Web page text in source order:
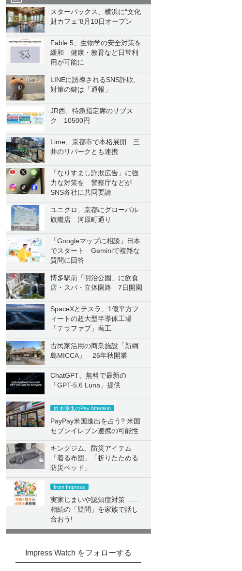
スターバックス、横浜に“文化
財カフェ”8月10日オープン
Fable 5、生物学の安全対策を
緩和 健康・教育など日常利
用が可能に
LINEに誘導されるSNS詐欺、
対策の鍵は「通報」
JR西、特急指定席のサブス
ク 10500円
Lime、京都市で本格展開 三
井のリパークとも連携
「なりすまし詐欺広告」に強
力な対策を 警察庁などが
SNS各社に共同要請
ユニクロ、京都にグローバル
旗艦店 河原町通り
「Googleマップに相談」日本
でスタート Geminiで複雑な
質問に回答
博多駅前「明治公園」に飲食
店・スパ・立体園路 7日開園
SpaceXとテスラ、1億平方フ
ィートの超大型半導体工場
「テラファブ」着工
古民家活用の商業施設「新綱
島MICCA」 26年秋開業
ChatGPT、無料で最新の
「GPT-5.6 Luna」提供
鈴木淳也のPay Attention
PayPay米国進出を占う? 米国
セブンイレブン連携の可能性
キングジム、防災アイテム
「着る布団」「折りたためる
防災ベッド」
from Impress
実家じまいや認知症対策……
相続の「疑問」を家族で話し
合おう!
Impress Watch をフォローする